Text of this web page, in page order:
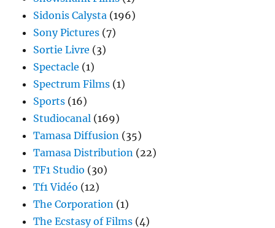
Sidonis Calysta (196)
Sony Pictures (7)
Sortie Livre (3)
Spectacle (1)
Spectrum Films (1)
Sports (16)
Studiocanal (169)
Tamasa Diffusion (35)
Tamasa Distribution (22)
TF1 Studio (30)
Tf1 Vidéo (12)
The Corporation (1)
The Ecstasy of Films (4)